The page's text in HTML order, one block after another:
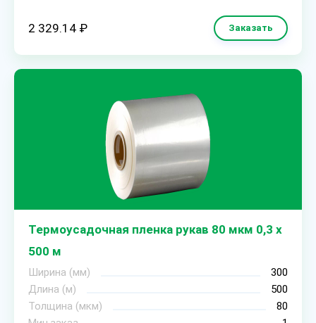
2 329.14 ₽ Заказать
Термоусадочная пленка рукав 80 мкм 0,3 х
500 м
Ширина (мм)
300
Длина (м)
500
Толщина (мкм)
80